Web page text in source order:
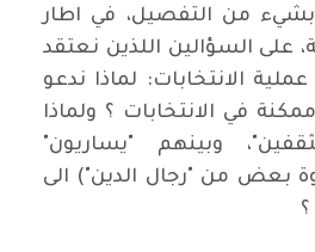
بشيء من التفصيل، في اطار
على السؤالين اللذين نعتقد
الانتخابات: لماذا ندعو
في الانتخابات ؟ ولماذا
وبينهم "يساريون"
بعض من "رجال الدين") الى